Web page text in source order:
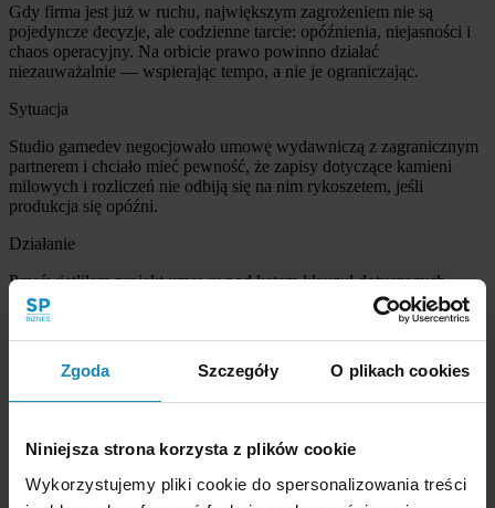
Zgoda Szczegóły O plikach cookies
Niniejsza strona korzysta z plików cookie
Wykorzystujemy pliki cookie do spersonalizowania treści
Gdy firma jest już w ruchu, największym zagrożeniem nie są
pojedyncze decyzje, ale codzienne tarcie: opóźnienia, niejasności i
chaos operacyjny. Na orbicie prawo powinno działać
niezauważalnie — wspierając tempo, a nie je ograniczając.
Sytuacja
Studio gamedev negocjowało umowę wydawniczą z zagranicznym
partnerem i chciało mieć pewność, że zapisy dotyczące kamieni
milowych i rozliczeń nie odbiją się na nim rykoszetem, jeśli
produkcja się opóźni.
Działanie
Prześwietliłem projekt umowy pod kątem klauzul dotyczących
harmonogramu i licencji, zaproponowałem konkretne zmiany i
towarzyszyłem klientowi przy stole negocjacyjnym aż do ostatniego
paragrafu.
zgodnie z planem.
Sytuacja